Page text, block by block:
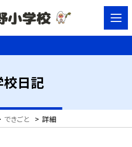
校日記
できごと > 詳細